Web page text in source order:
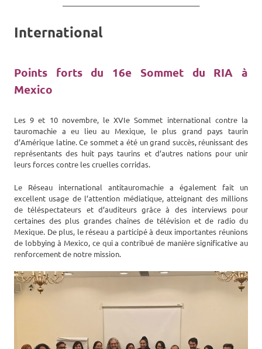
International
Points forts du 16e Sommet du RIA à
Mexico
Les 9 et 10 novembre, le XVIe Sommet international contre la
tauromachie a eu lieu au Mexique, le plus grand pays taurin
d’Amérique latine. Ce sommet a été un grand succès, réunissant des
représentants des huit pays taurins et d’autres nations pour unir
leurs forces contre les cruelles corridas.
Le Réseau international antitauromachie a également fait un
excellent usage de l’attention médiatique, atteignant des millions
de téléspectateurs et d’auditeurs grâce à des interviews pour
certaines des plus grandes chaînes de télévision et de radio du
Mexique. De plus, le réseau a participé à deux importantes réunions
de lobbying à Mexico, ce qui a contribué de manière significative au
renforcement de notre mission.